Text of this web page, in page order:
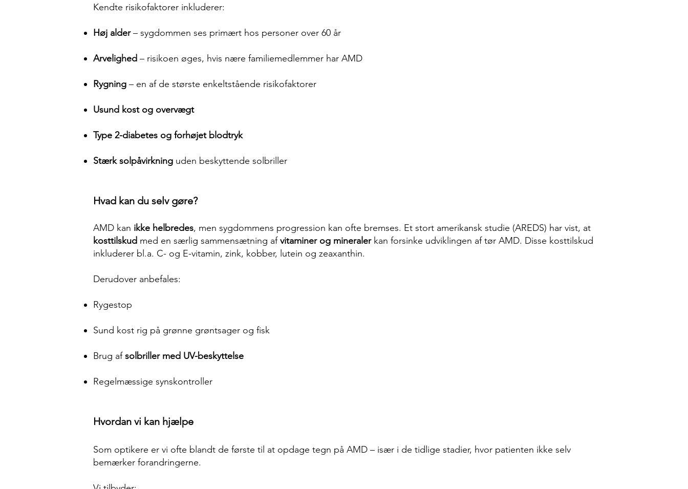
Kendte risikofaktorer inkluderer:
Høj alder– sygdommen ses primært hos personer over 60 år
Arvelighed – risikoen øges, hvis nære familiemedlemmer har AMD
Rygning – en af de største enkeltstående risikofaktorer
Usund kost og overvægt
Type 2-diabetes og forhøjet blodtryk
Stærk solpåvirkning uden beskyttende solbriller
Hvad kan du selv gøre?
AMD kan ikke helbredes, men sygdommens progression kan ofte bremses. Et stort amerikansk studie (AREDS) har vist, at
kosttilskud med en særlig sammensætning afvitaminer og mineralerkan forsinke udviklingen af tør AMD. Disse kosttilskud
inkluderer bl.a. C- og E-vitamin, zink, kobber, lutein og zeaxanthin.
Derudover anbefales:
Rygestop
Sund kost rig på grønne grøntsager og fisk
Brug afsolbriller med UV-beskyttelse
Regelmæssige synskontroller
Hvordan vi kan hjælpe
Som optikere er vi ofte blandt de første til at opdage tegn på AMD – især i de tidlige stadier, hvor patienten ikke selv
bemærker forandringerne.